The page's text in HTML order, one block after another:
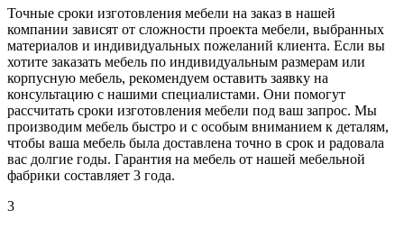
Точные сроки изготовления мебели на заказ в нашей
компании зависят от сложности проекта мебели, выбранных
материалов и индивидуальных пожеланий клиента. Если вы
хотите заказать мебель по индивидуальным размерам или
корпусную мебель, рекомендуем оставить заявку на
консультацию с нашими специалистами. Они помогут
рассчитать сроки изготовления мебели под ваш запрос. Мы
производим мебель быстро и с особым вниманием к деталям,
чтобы ваша мебель была доставлена точно в срок и радовала
вас долгие годы. Гарантия на мебель от нашей мебельной
фабрики составляет 3 года.
3